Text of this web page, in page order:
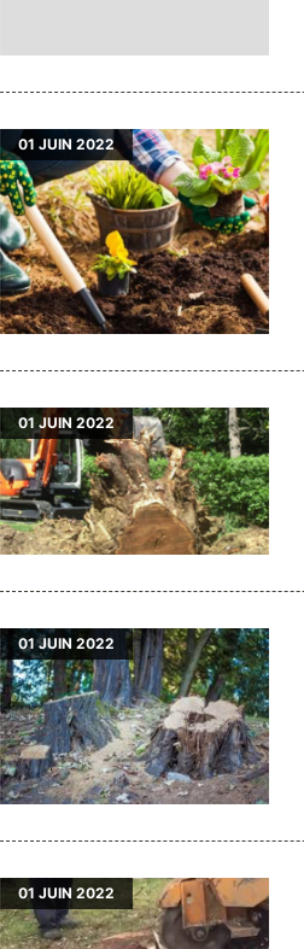
01 JUIN 2022
01 JUIN 2022
01JUIN 2022
01 JUIN 2022